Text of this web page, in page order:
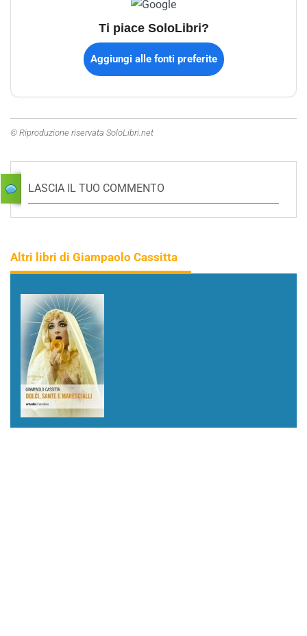
Ti piace SoloLibri?
Aggiungi alle fonti preferite
© Riproduzione riservata SoloLibri.net
LASCIA IL TUO COMMENTO
Altri libri di Giampaolo Cassitta